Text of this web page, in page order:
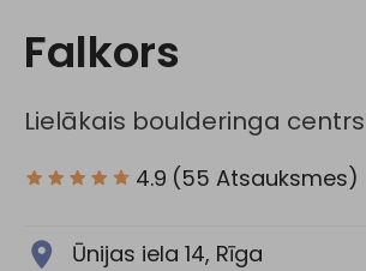
Falkors
Lielākais boulderinga
4.9 (55 Atsauksmes)
Ūnijas iela 14, Rīga